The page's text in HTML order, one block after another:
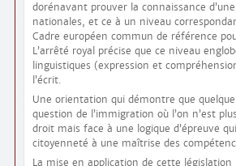
dorénavant prouver la connaissance
nationales, et ce à un niveau
Cadre européen commun de référence
L’arrêté royal précise que ce niveau
linguistiques (expression et
l’écrit.
Une orientation qui démontre que
question de l’immigration où l’on n’est
droit mais face à une logique d’épreuve
citoyenneté à une maîtrise des
La mise en application de cette législation